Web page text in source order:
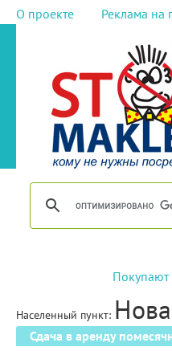
О проекте Реклама на
Покупают
Населенный пункт:
Сдача в аренду